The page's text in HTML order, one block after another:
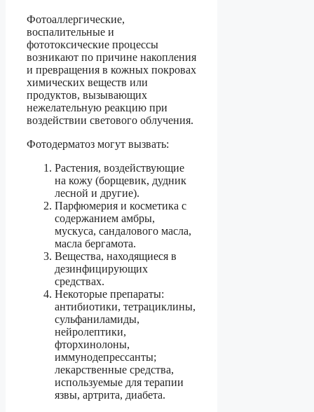
Фотоаллергические,
воспалительные и
фототоксические процессы
возникают по причине накопления
и превращения в кожных покровах
химических веществ или
продуктов, вызывающих
нежелательную реакцию при
воздействии светового облучения.
Фотодерматоз могут вызвать:
Растения, воздействующие
на кожу (борщевик, дудник
лесной и другие).
Парфюмерия и косметика с
содержанием амбры,
мускуса, сандалового масла,
масла бергамота.
Вещества, находящиеся в
дезинфицирующих
средствах.
Некоторые препараты:
антибиотики, тетрациклины,
сульфаниламиды,
нейролептики,
фторхинолоны,
иммунодепрессанты;
лекарственные средства,
используемые для терапии
язвы, артрита, диабета.